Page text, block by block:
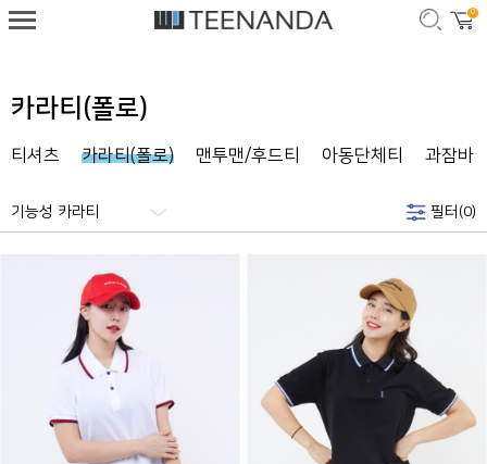
0
카라티(폴로)
티셔츠 카라티(폴로) 맨투맨/후드티 아동단체티 과잠바
기능성 카라티 필터(0)